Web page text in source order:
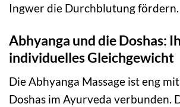
Ingwer die Durchblutung fördern.
Abhyanga und die Doshas:
individuelles Gleichgewicht
Die Abhyanga Massage ist eng
Doshas im Ayurveda verbunden.